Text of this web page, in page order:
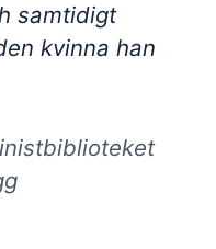
samtidigt
kvinna han